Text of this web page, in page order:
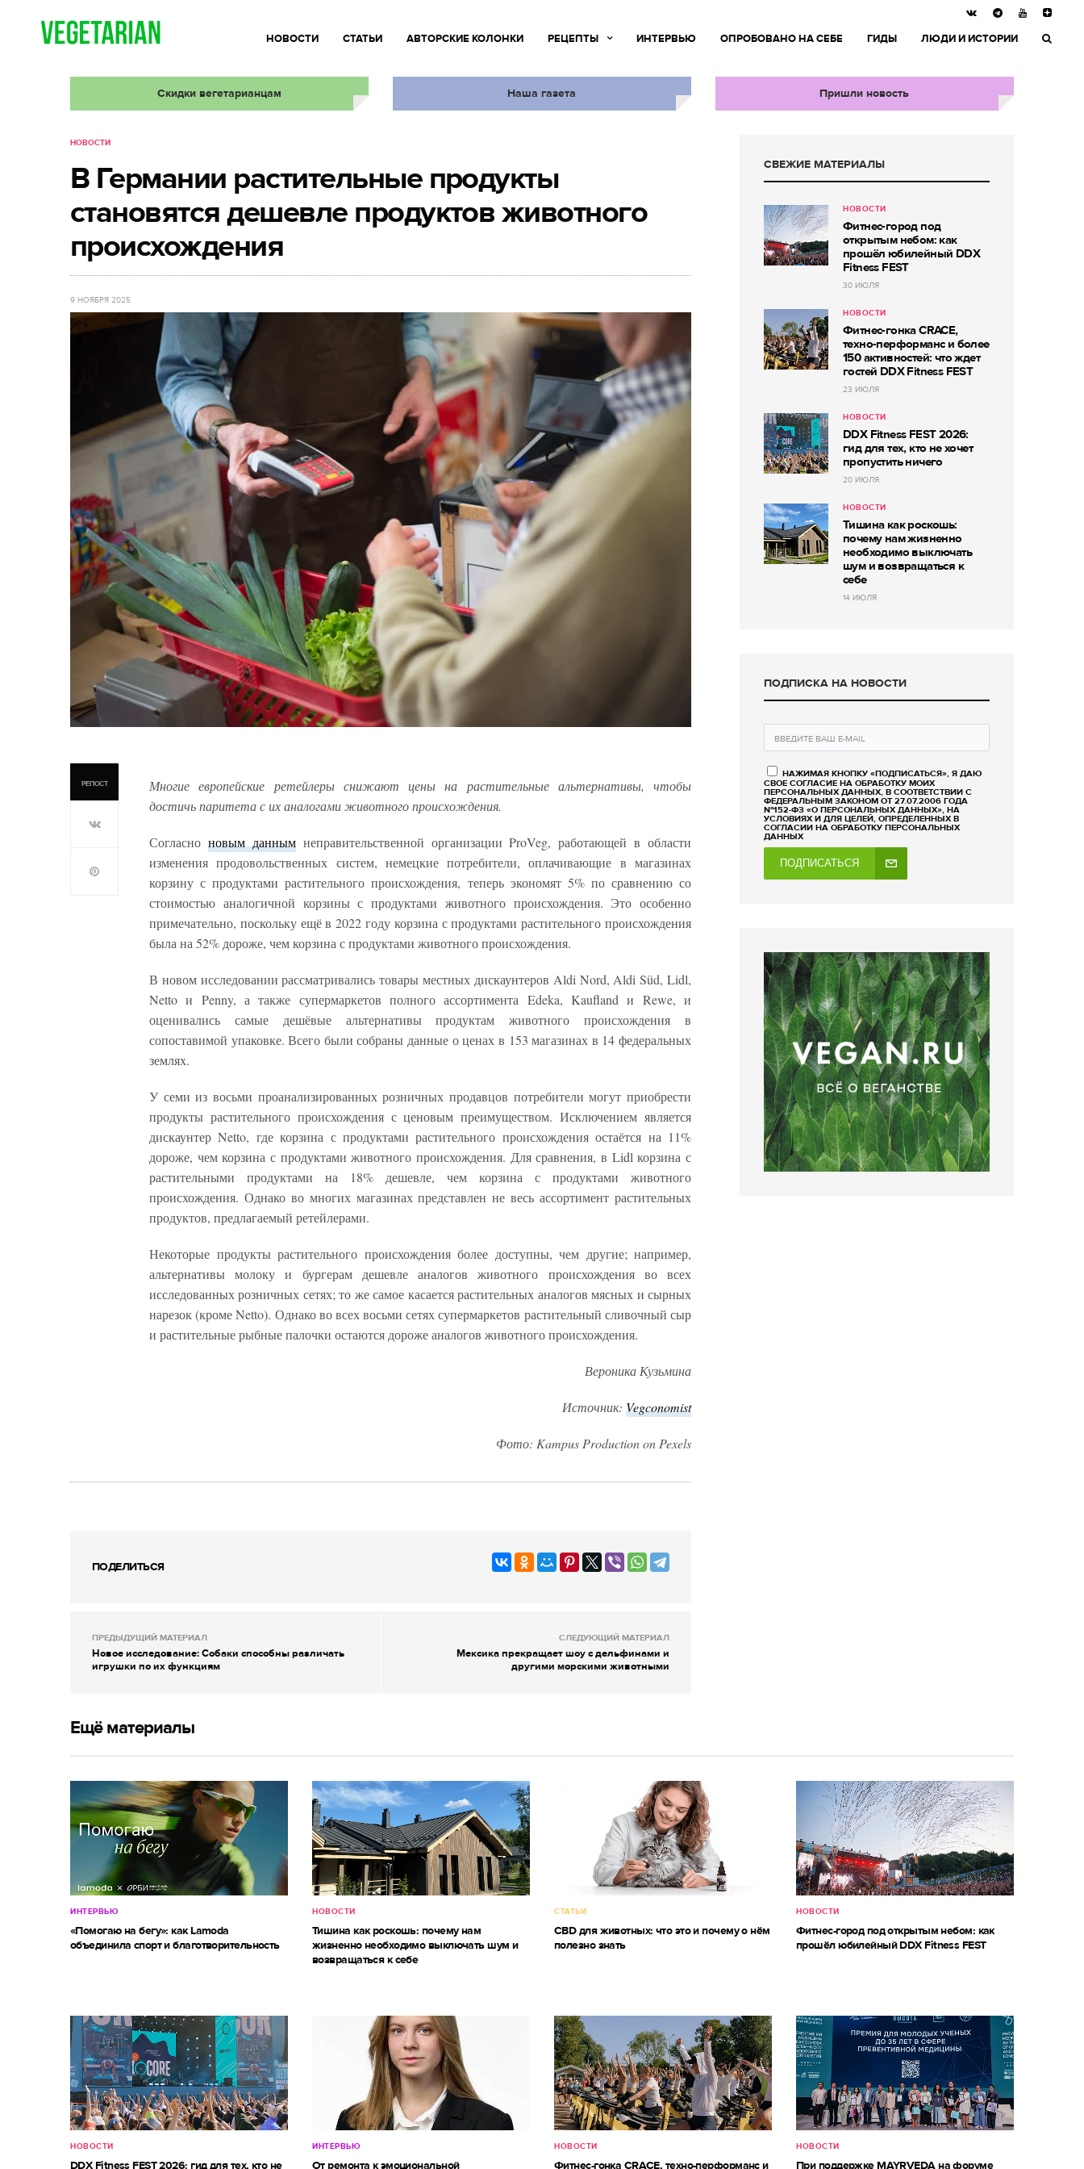
НОВОСТИ СТАТЬИ АВТОРСКИЕ КОЛОНКИ РЕЦЕПТЫ ИНТЕРВЬЮ ОПРОБОВАНО НА СЕБЕ ГИДЫ ЛЮДИ И ИСТОРИИ
Скидки вегетарианцам Наша газета Пришли новость
НОВОСТИ
В Германии растительные продукты
становятся дешевле продуктов животного
происхождения
9 НОЯБРЯ 2025
РЕПОСТ
Многие европейские ретейлеры снижают цены на растительные альтернативы, чтобы
достичь паритета с их аналогами животного происхождения.
Согласно новым даннымнеправительственной организации ProVeg, работающей в области
изменения продовольственных систем, немецкие потребители, оплачивающие в магазинах
корзину с продуктами растительного происхождения, теперь экономят 5% по сравнению со
стоимостью аналогичной корзины с продуктами животного происхождения. Это особенно
примечательно, поскольку ещё в 2022 году корзина с продуктами растительного происхождения
была на 52% дороже, чем корзина с продуктами животного происхождения.
В новом исследовании рассматривались товары местных дискаунтеров Aldi Nord, Aldi Süd, Lidl,
Netto и Penny, а также супермаркетов полного ассортимента Edeka, Kaufland и Rewe, и
оценивались самые дешёвые альтернативы продуктам животного происхождения в
сопоставимой упаковке. Всего были собраны данные о ценах в 153 магазинах в 14 федеральных
землях.
У семи из восьми проанализированных розничных продавцов потребители могут приобрести
продукты растительного происхождения с ценовым преимуществом. Исключением является
дискаунтер Netto, где корзина с продуктами растительного происхождения остаётся на 11%
дороже, чем корзина с продуктами животного происхождения. Для сравнения, в Lidl корзина с
растительными продуктами на 18% дешевле, чем корзина с продуктами животного
происхождения. Однако во многих магазинах представлен не весь ассортимент растительных
продуктов, предлагаемый ретейлерами.
Некоторые продукты растительного происхождения более доступны, чем другие; например,
альтернативы молоку и бургерам дешевле аналогов животного происхождения во всех
исследованных розничных сетях; то же самое касается растительных аналогов мясных и сырных
нарезок (кроме Netto). Однако во всех восьми сетях супермаркетов растительный сливочный сыр
и растительные рыбные палочки остаются дороже аналогов животного происхождения.
Вероника Кузьмина
Источник: Vegconomist
Фото: Kampus Production on Pexels
ПОДЕЛИТЬСЯ
ПРЕДЫДУЩИЙ МАТЕРИАЛ
Новое исследование: Собаки способны различать
игрушки по их функциям
СЛЕДУЮЩИЙ МАТЕРИАЛ
Мексика прекращает шоу с дельфинами и
другими морскими животными
СВЕЖИЕ МАТЕРИАЛЫ
НОВОСТИ
Фитнес-город под
открытым небом: как
прошёл юбилейный DDX
Fitness FEST
30 ИЮЛЯ
НОВОСТИ
Фитнес-гонка CRACE,
техно-перформанс и более
150 активностей: что ждет
гостей DDX Fitness FEST
23 ИЮЛЯ
НОВОСТИ
DDX Fitness FEST 2026:
гид для тех, кто не хочет
пропустить ничего
20 ИЮЛЯ
НОВОСТИ
Тишина как роскошь:
почему нам жизненно
необходимо выключать
шум и возвращаться к
себе
14 ИЮЛЯ
ПОДПИСКА НА НОВОСТИ
НАЖИМАЯ КНОПКУ «ПОДПИСАТЬСЯ», Я ДАЮ
СВОЕ СОГЛАСИЕ НА ОБРАБОТКУ МОИХ
ПЕРСОНАЛЬНЫХ ДАННЫХ, В СООТВЕТСТВИИ С
ФЕДЕРАЛЬНЫМ ЗАКОНОМ ОТ 27.07.2006 ГОДА
№152-ФЗ «О ПЕРСОНАЛЬНЫХ ДАННЫХ», НА
УСЛОВИЯХ И ДЛЯ ЦЕЛЕЙ, ОПРЕДЕЛЕННЫХ В
СОГЛАСИИ НА ОБРАБОТКУ ПЕРСОНАЛЬНЫХ
ДАННЫХ
ПОДПИСАТЬСЯ
Ещё материалы
ИНТЕРВЬЮ
«Помогаю на бегу»: как Lamoda
объединила спорт и благотворительность
НОВОСТИ
Тишина как роскошь: почему нам
жизненно необходимо выключать шум и
возвращаться к себе
СТАТЬИ
CBD для животных: что это и почему о нём
полезно знать
НОВОСТИ
Фитнес-город под открытым небом: как
прошёл юбилейный DDX Fitness FEST
НОВОСТИ
DDX Fitness FEST 2026: гид для тех, кто не
ИНТЕРВЬЮ
От ремонта к эмоциональной
НОВОСТИ
Фитнес-гонка CRACE, техно-перформанс и
НОВОСТИ
При поддержке MAYRVEDA на форуме